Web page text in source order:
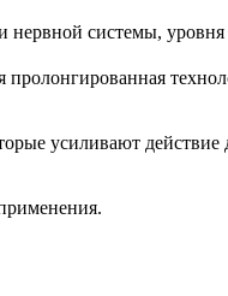
нервной системы,
усиливают действие